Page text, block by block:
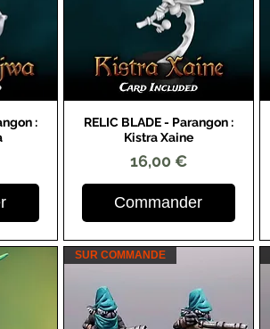
:
Aperçu rapide
RELIC BLADE - Parangon :
Kistra Xaine
Prix
16,00 €
Commander
SUR COMMANDE